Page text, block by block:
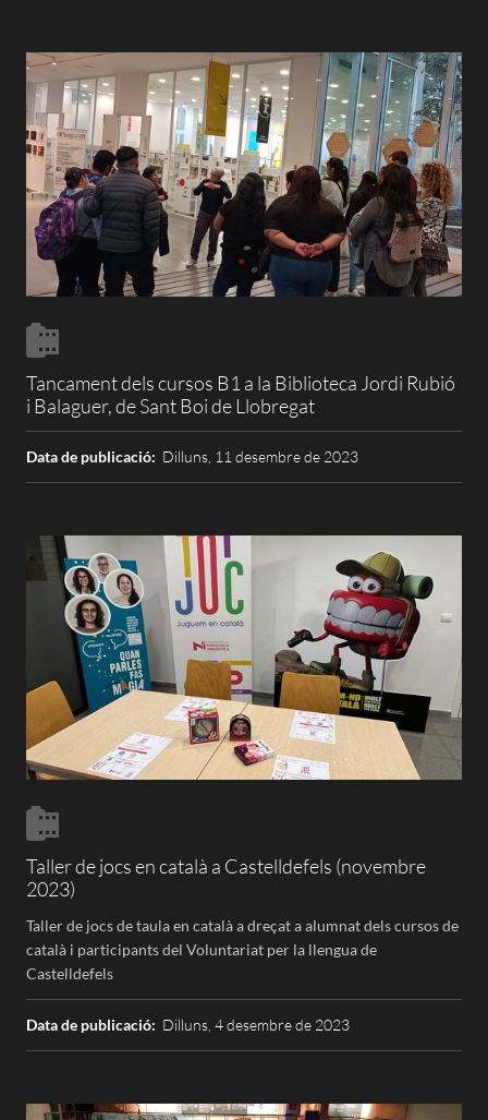
Tancament dels cursos B1 a la Biblioteca Jordi Rubió
i Balaguer, de Sant Boi de Llobregat
Data de publicació: Dilluns, 11 desembre de 2023
Taller de jocs en català a Castelldefels (novembre
2023)
Taller de jocs de taula en català a dreçat a alumnat dels cursos de
català i participants del Voluntariat per la llengua de
Castelldefels
Data de publicació: Dilluns, 4 desembre de 2023